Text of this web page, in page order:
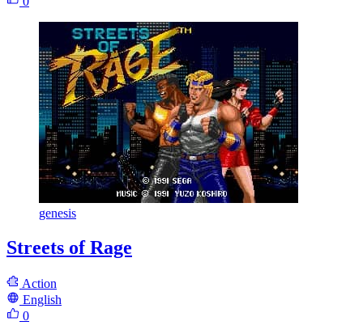
genesis
Streets of Rage
Action
English
0